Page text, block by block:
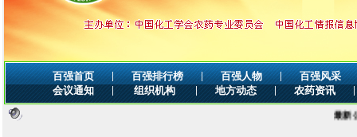
百强首页 | 百强排行榜 | 百强人物 |
百强风采
会议通知
| 组织机构 | 地方动态 | 农药资讯 |
最新公告